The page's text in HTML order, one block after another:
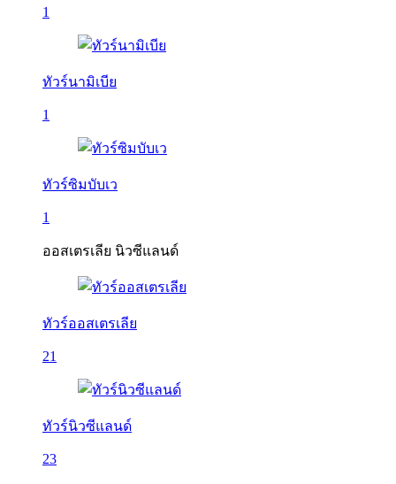
1
ทัวร์นามิเบีย
1
ทัวร์ซิมบับเว
1
ออสเตรเลีย นิวซีแลนด์
ทัวร์ออสเตรเลีย
21
ทัวร์นิวซีแลนด์
23